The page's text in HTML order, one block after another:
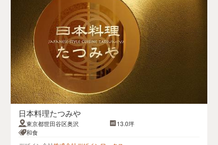
日本料理たつみや
東京都世田谷区奥沢
13.0坪
和食